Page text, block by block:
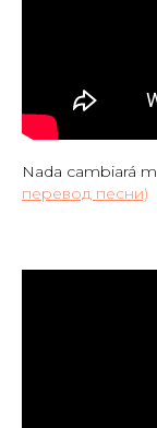
Nada cambiará
перевод песни)